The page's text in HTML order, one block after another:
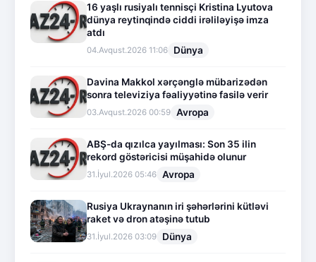
16 yaşlı rusiyalı tennisçi Kristina Lyutova
dünya reytinqində ciddi irəliləyişə imza
atdı
04.Avqust.2026 11:06 Dünya
Davina Makkol xərçənglə mübarizədən
sonra televiziya fəaliyyətinə fasilə verir
03.Avqust.2026 00:59 Avropa
ABŞ-da qızılca yayılması: Son 35 ilin
rekord göstəricisi müşahidə olunur
31.İyul.2026 05:46 Avropa
Rusiya Ukraynanın iri şəhərlərini kütləvi
raket və dron atəşinə tutub
31.İyul.2026 03:09 Dünya